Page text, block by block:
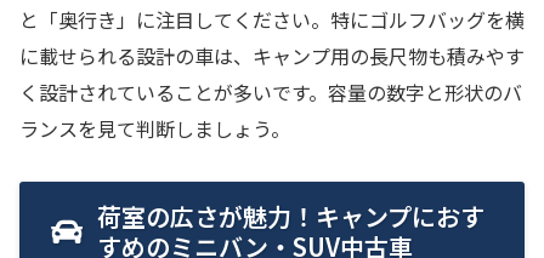
と「奥行き」に注目してください。特にゴルフバッグを横
に載せられる設計の車は、キャンプ用の長尺物も積みやす
く設計されていることが多いです。容量の数字と形状のバ
ランスを見て判断しましょう。
荷室の広さが魅力！キャンプにおす
すめのミニバン・SUV中古車